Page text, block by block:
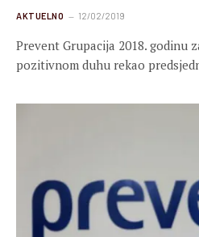
AKTUELNO 12/02/2019
Prevent Grupacija 2018. godinu
pozitivnom duhu rekao